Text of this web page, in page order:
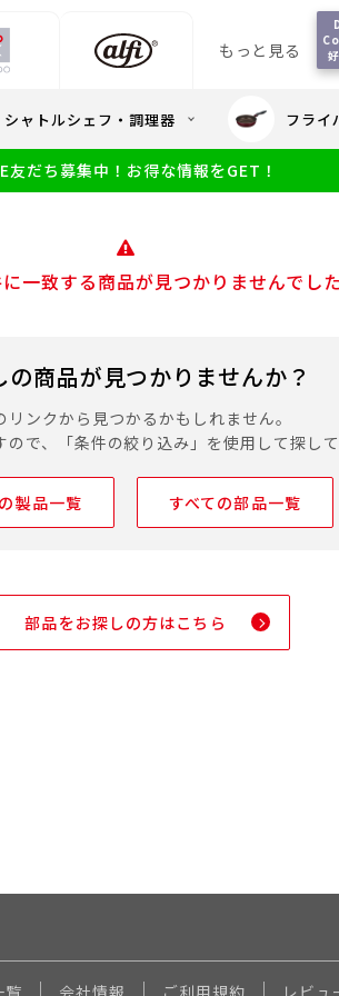
もっと見る
サーモ
応 幼児・園児向け水筒
シャトルシェフ・調理器 フライ
友だち募集中！お得な情報をGET！
一致する商品が見つかりませんでした
の商品が見つかりませんか？
リンクから見つかるかもしれません。
で、「条件の絞り込み」を使用して探して
製品一覧 すべての部品一覧
部品をお探しの方はこちら
覧 会社情報 ご利用規約 レビュ